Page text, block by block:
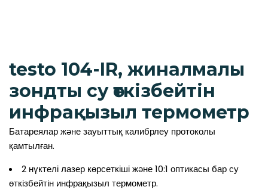
testo 104-IR, жиналмалы
зондты су өткізбейтін
инфрақызыл термометр
Батареялар және зауыттық калибрлеу протоколы
қамтылған.
2 нүктелі лазер көрсеткіші және 10:1 оптикасы бар су
өткізбейтін инфрақызыл термометр.